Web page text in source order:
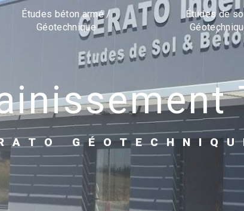
Études béton armé /
Géotechnique
Études de